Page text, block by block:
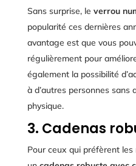
Sans surprise, le verrou
popularité ces dernières
avantage est que vous
régulièrement pour
également la possibilité
à d’autres personnes sans
physique.
3. Cadenas
Pour ceux qui préfèrent